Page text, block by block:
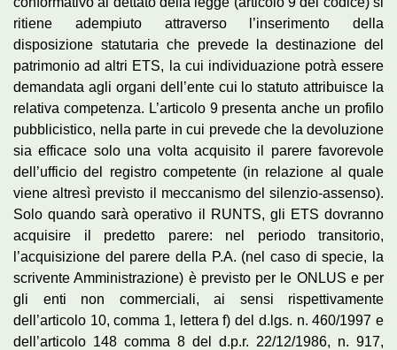
ritiene adempiuto attraverso l’inserimento della
disposizione statutaria che prevede la destinazione del
patrimonio ad altri ETS, la cui individuazione potrà essere
demandata agli organi dell’ente cui lo statuto attribuisce la
relativa competenza. L’articolo 9 presenta anche un profilo
pubblicistico, nella parte in cui prevede che la devoluzione
sia efficace solo una volta acquisito il parere favorevole
dell’ufficio del registro competente (in relazione al quale
viene altresì previsto il meccanismo del silenzio-assenso).
Solo quando sarà operativo il RUNTS, gli ETS dovranno
acquisire il predetto parere: nel periodo transitorio,
l’acquisizione del parere della P.A. (nel caso di specie, la
scrivente Amministrazione) è previsto per le ONLUS e per
gli enti non commerciali, ai sensi rispettivamente
dell’articolo 10, comma 1, lettera f) del d.lgs. n. 460/1997 e
dell’articolo 148 comma 8 del d.p.r. 22/12/1986, n. 917,